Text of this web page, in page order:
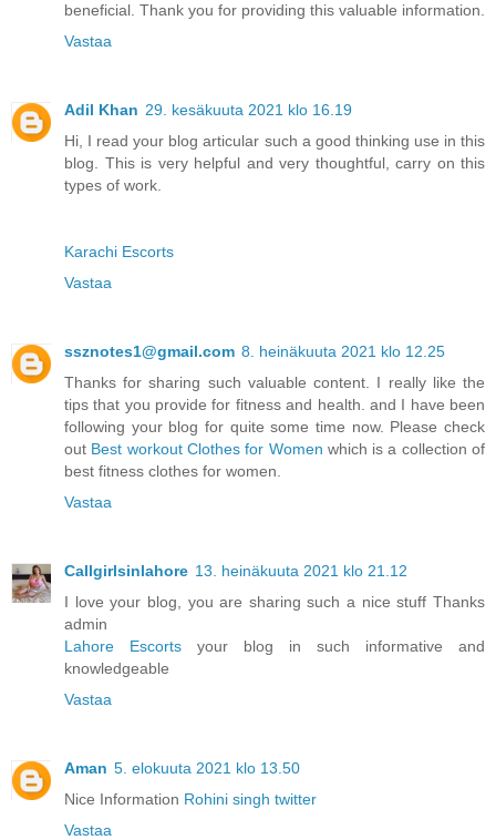
beneficial. Thank you for providing this valuable information.
Vastaa
Adil Khan 29. kesäkuuta 2021 klo 16.19
Hi, I read your blog articular such a good thinking use in this
blog. This is very helpful and very thoughtful, carry on this
types of work.
Karachi Escorts
Vastaa
ssznotes1@gmail.com 8. heinäkuuta 2021 klo 12.25
Thanks for sharing such valuable content. I really like the
tips that you provide for fitness and health. and I have been
following your blog for quite some time now. Please check
out Best workout Clothes for Women which is a collection of
best fitness clothes for women.
Vastaa
Callgirlsinlahore 13. heinäkuuta 2021 klo 21.12
I love your blog, you are sharing such a nice stuff Thanks
admin
Lahore Escorts your blog in such informative and
knowledgeable
Vastaa
Aman 5. elokuuta 2021 klo 13.50
Nice Information Rohini singh twitter
Vastaa